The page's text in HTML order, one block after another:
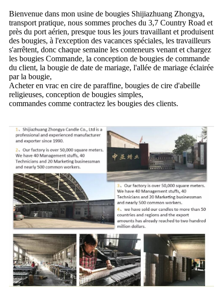
Bienvenue dans mon usine de bougies Shijiazhuang Zhongya,
transport pratique, nous sommes proches du 3,7 Country Road et
près du port aérien, presque tous les jours travaillant et produisent
des bougies, à l'exception des vacances spéciales, les travailleurs
s'arrêtent, donc chaque semaine les conteneurs venant et chargez
les bougies Commande, la conception de bougies de commande
du client, la bougie de date de mariage, l'allée de mariage éclairée
par la bougie,
Acheter en vrac en cire de paraffine, bougies de cire d'abeille
religieuses, conception de bougies simples,
commandes comme contractez les bougies des clients.